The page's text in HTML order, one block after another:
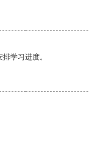
学习进度。